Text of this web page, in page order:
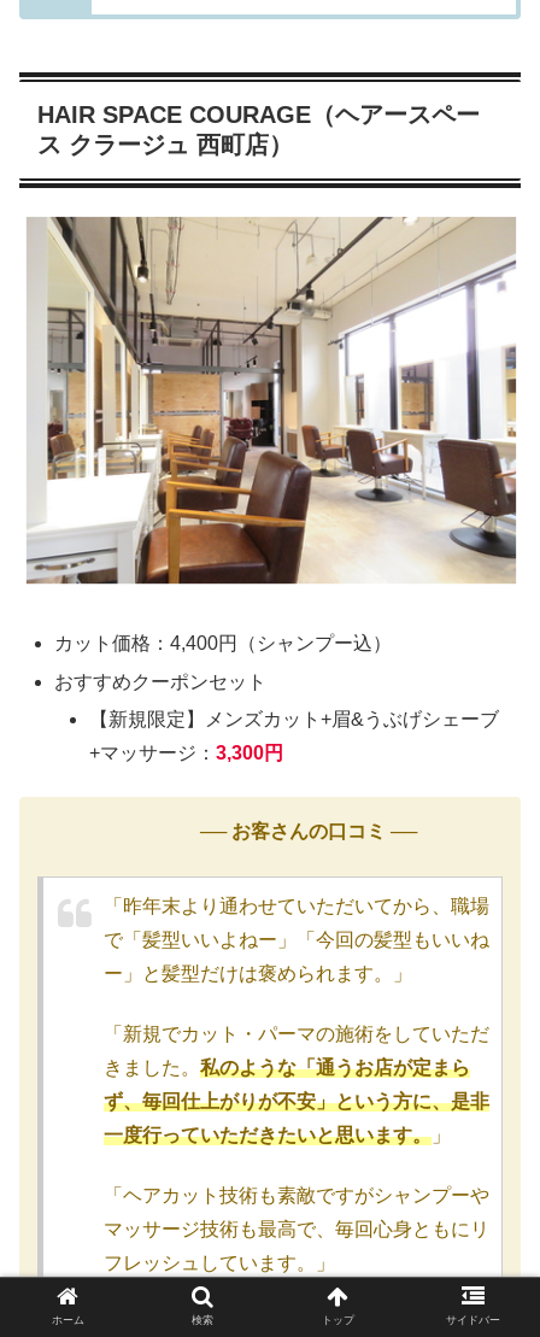
HAIR SPACE COURAGE（ヘアースペー
ス クラージュ 西町店）
カット価格：4,400円（シャンプー込）
おすすめクーポンセット
【新規限定】メンズカット+眉&うぶげシェーブ
+マッサージ：3,300円
── お客さんの口コミ ──
「昨年末より通わせていただいてから、職場
で「髪型いいよねー」「今回の髪型もいいね
ー」と髪型だけは褒められます。」
「新規でカット・パーマの施術をしていただ
きました。 私のような「通うお店が定まら
ず、毎回仕上がりが不安」という方に、是非
一度行っていただきたいと思います。 」
「ヘアカット技術も素敵ですがシャンプーや
マッサージ技術も最高で、毎回心身ともにリ
フレッシュしています。」
「店内の雰囲気もとても良く、接客も大変満
ホーム 検索 トップ サイドバー